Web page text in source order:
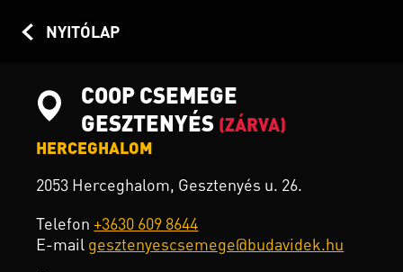
NYITÓLAP
COOP CSEMEGE
GESZTENYÉS (ZÁRVA)
HERCEGHALOM
2053 Herceghalom, Gesztenyés u. 26.
Telefon +3630 609 8644
E-mail gesztenyescsemege@budavidek.hu